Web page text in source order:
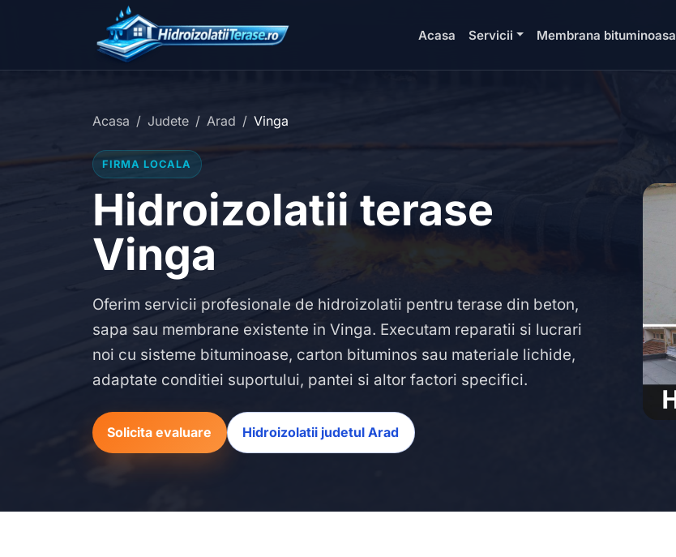
Acasa Servicii Membrana bituminoasa
Acasa Judete Arad Vinga
FIRMA LOCALA
Hidroizolatii terase
Vinga
Oferim servicii profesionale de hidroizolatii pentru terase din beton,
sapa sau membrane existente in Vinga. Executam reparatii si lucrari
noi cu sisteme bituminoase, carton bituminos sau materiale lichide,
adaptate conditiei suportului, pantei si altor factori specifici.
Solicita evaluare Hidroizolatii judetul Arad